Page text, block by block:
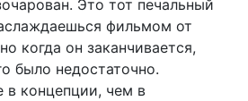
Это тот печальный
фильмом от
когда он заканчивается,
было недостаточно.
в концепции, чем в